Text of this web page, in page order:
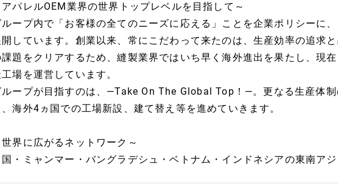
パレルOEM業界の世界トップレベルを目指して～
ープ内で「お客様の全てのニーズに応える」ことを企業ポリシーに
しています。創業以来、常にこだわって来たのは、生産効率の追求
題をクリアするため、縫製業界ではいち早く海外進出を果たし、現
場を運営しています。
ループが目指すのは、―Take On The Global Top！―。更なる生産体制
海外4ヵ国での工場新設、建て替え等を進めていきます。
界に広がるネットワーク～
・ミャンマー・バングラデシュ・ベトナム・インドネシアの東南アジ